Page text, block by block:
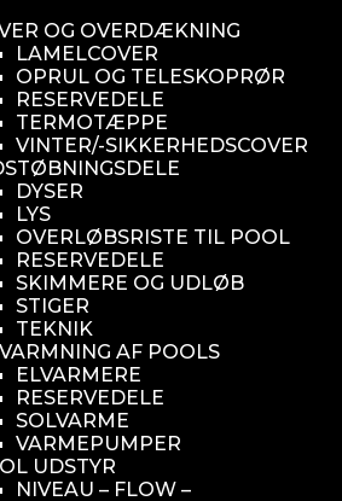
OG OVERDÆKNING
LAMELCOVER
OPRUL OG TELESKOPRØR
RESERVEDELE
TERMOTÆPPE
VINTER/-SIKKERHEDSCOVER
DYSER
LYS
OVERLØBSRISTE TIL POOL
RESERVEDELE
SKIMMERE OG UDLØB
STIGER
TEKNIK
AF POOLS
ELVARMERE
RESERVEDELE
SOLVARME
VARMEPUMPER
UDSTYR
NIVEAU – FLOW –